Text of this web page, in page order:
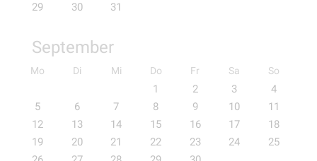
29
30 31
September
Mo Di Mi Do Fr Sa So
1 2 3
4
5
6 7 8 9 10
11
12
13 14 15 16 17
18
19
20 21 22 23 24
25